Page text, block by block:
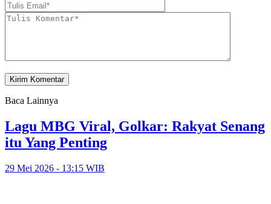
Baca Lainnya
Lagu MBG Viral, Golkar: Rakyat Senang
itu Yang Penting
29 Mei 2026 - 13:15 WIB